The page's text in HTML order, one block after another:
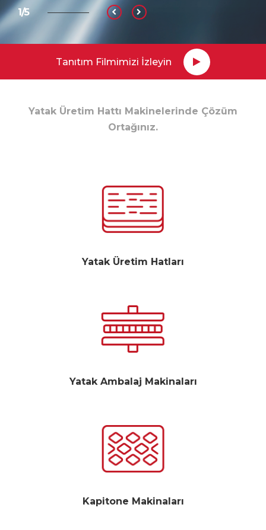
Tanıtım Filmimizi İzleyin
2/5
Yatak Üretim Hattı Makinelerinde Çözüm
Ortağınız.
Yatak Üretim Hatları
Yatak Ambalaj Makinaları
Kapitone Makinaları